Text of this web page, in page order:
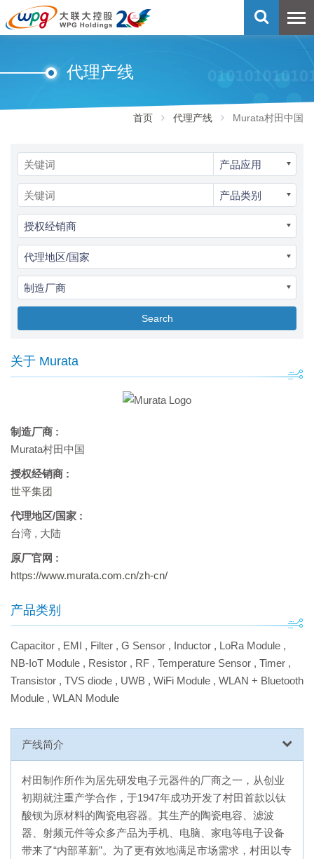
代理产线
首页 代理产线 Murata村田中国
产品应用
产品类别
授权经销商
代理地区/国家
制造厂商
Search
关于 Murata
制造厂商 :
Murata村田中国
授权经销商 :
世平集团
代理地区/国家 :
台湾 , 大陆
原厂官网 :
https://www.murata.com.cn/zh-cn/
产品类别
Capacitor , EMI , Filter , G Sensor , Inductor , LoRa Module ,
NB-IoT Module , Resistor , RF , Temperature Sensor , Timer ,
Transistor , TVS diode , UWB , WiFi Module , WLAN + Bluetooth
Module , WLAN Module
产线简介
村田制作所作为居先研发电子元器件的厂商之一，从创业
初期就注重产学合作，于1947年成功开发了村田首款以钛
酸钡为原材料的陶瓷电容器。其生产的陶瓷电容、滤波
器、射频元件等众多产品为手机、电脑、家电等电子设备
带来了“内部革新”。为了更有效地满足市场需求，村田以专